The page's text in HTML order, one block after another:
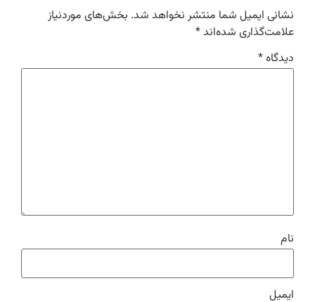
نشانی ایمیل شما منتشر نخواهد شد. بخش‌های موردنیاز
علامت‌گذاری شده‌اند*
دیدگاه*
نام
ایمیل